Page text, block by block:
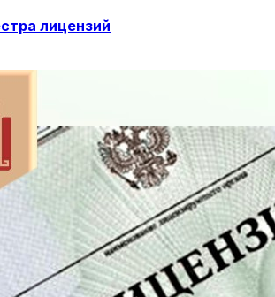
лицензий